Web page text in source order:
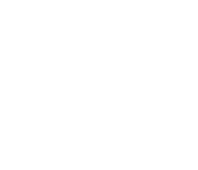
oplysninger (herunder om
for at registrere dine
dine medarbejdere eller deres
bruge tjenesterne. I så fald
de oplysninger, du giver os om
af din husstand eller dine
rigtige og nøjagtige, og at du er
til at give os disse oplysninger
deres konto på deres vegne. Du